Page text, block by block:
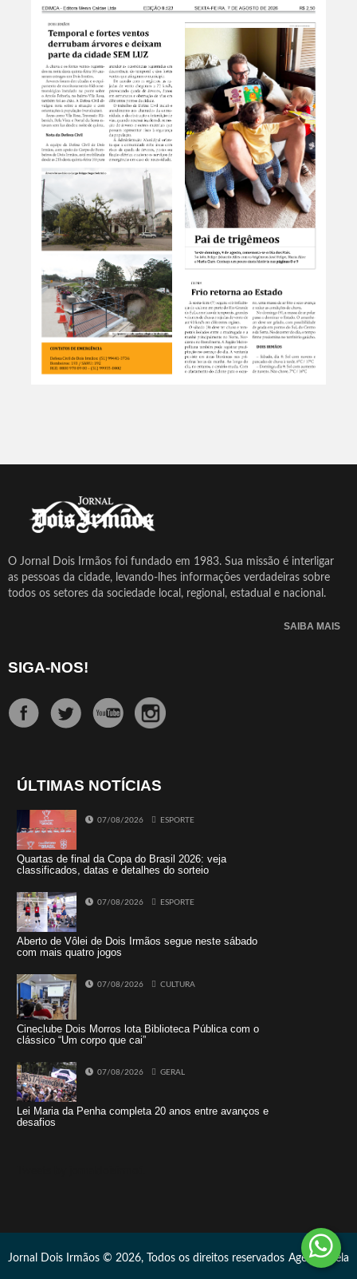
O Jornal Dois Irmãos foi fundado em 1983. Sua missão é interligar
as pessoas da cidade, levando-lhes informações verdadeiras sobre
todos os setores da sociedade local, regional, estadual e nacional.
SAIBA MAIS
SIGA-NOS!
ÚLTIMAS NOTÍCIAS
07/08/2026 ESPORTE
Quartas de final da Copa do Brasil 2026: veja
classificados, datas e detalhes do sorteio
07/08/2026 ESPORTE
Aberto de Vôlei de Dois Irmãos segue neste sábado
com mais quatro jogos
07/08/2026 CULTURA
Cineclube Dois Morros lota Biblioteca Pública com o
clássico “Um corpo que cai”
07/08/2026 GERAL
Lei Maria da Penha completa 20 anos entre avanços e
desafios
Jornal Dois Irmãos © 2026, Todos os direitos reservados Agência Vela